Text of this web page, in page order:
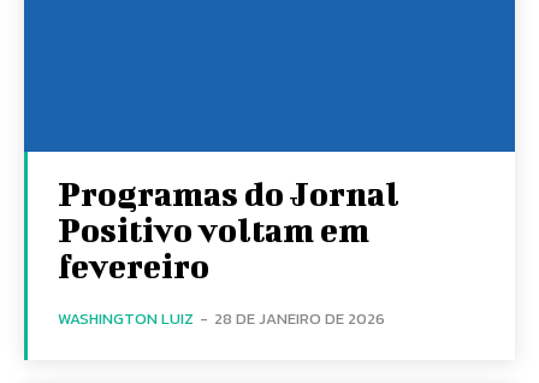
Programas do Jornal
Positivo voltam em
fevereiro
WASHINGTON LUIZ - 28 DE JANEIRO DE 2026